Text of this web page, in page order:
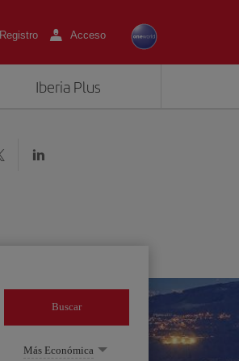
Registro Acceso
Iberia Plus
Buscar
Más Económica